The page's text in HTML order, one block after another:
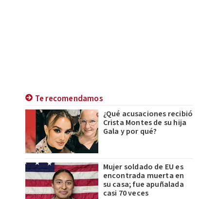
Te recomendamos
¿Qué acusaciones recibió
Crista Montes de su hija
Gala y por qué?
Mujer soldado de EU es
encontrada muerta en
su casa; fue apuñalada
casi 70 veces